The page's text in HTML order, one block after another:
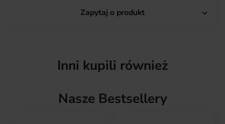
Zapytaj o produkt 
Inni kupili również
Nasze Bestsellery